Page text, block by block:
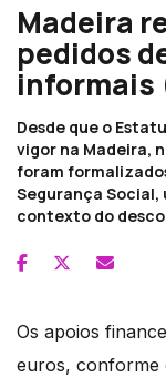
Madeira
pedidos
informais
Desde que o
vigor na Madeira,
foram
Segurança Social,
contexto do
Os apoios
euros, conforme